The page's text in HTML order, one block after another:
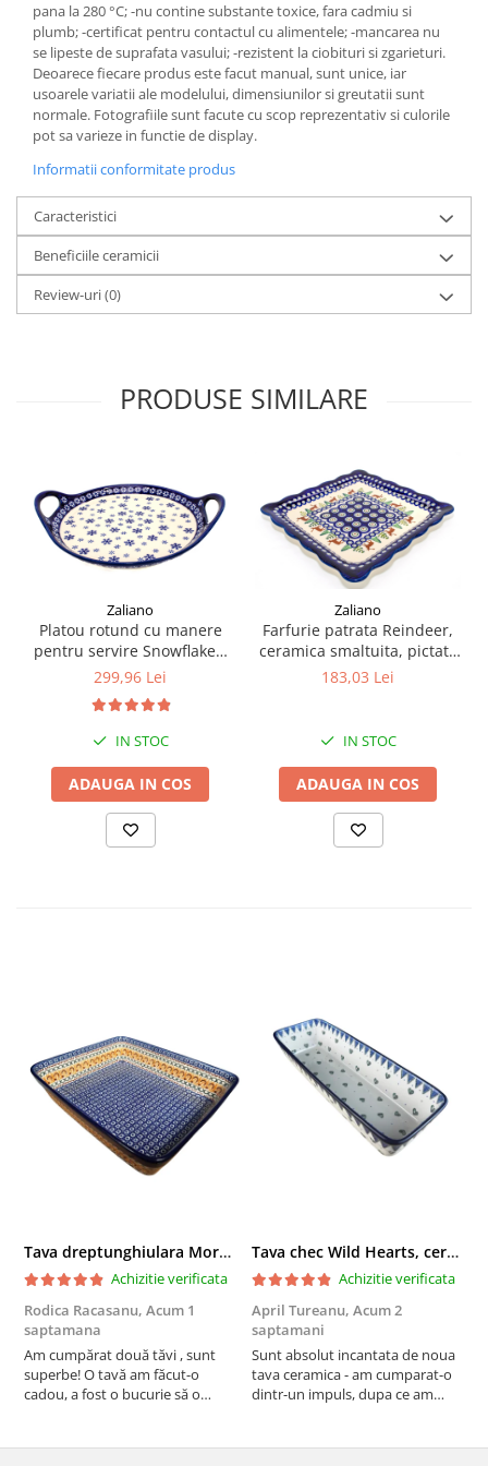
pana la 280 °C; -nu contine substante toxice, fara cadmiu si
plumb; -certificat pentru contactul cu alimentele; -mancarea nu
se lipeste de suprafata vasului; -rezistent la ciobituri si zgarieturi.
Deoarece fiecare produs este facut manual, sunt unice, iar
usoarele variatii ale modelului, dimensiunilor si greutatii sunt
normale. Fotografiile sunt facute cu scop reprezentativ si culorile
pot sa varieze in functie de display.
Informatii conformitate produs
Caracteristici
Beneficiile ceramicii
Review-uri(0)
PRODUSE SIMILARE
Zaliano
Platou rotund cu manere
pentru servire Snowflakes,
ceramica smaltuita, pictat
299,96 Lei
IN STOC
ADAUGA IN COS
Zaliano
Farfurie patrata Reindeer,
ceramica smaltuita, pictata
manual, 23,8 x 23,8 cm
183,03 Lei
IN STOC
ADAUGA IN COS
Tava dreptunghiulara Morning Sunrise, ceramica smaltuita, pictata manual, 27,0 X 32, 5 cm
Achizitie verificata
Rodica Racasanu, Acum 1
saptamana
Am cumpărat două tăvi , sunt
superbe! O tavă am făcut-o
cadou, a fost o bucurie să o
este o plăcere să o folosim, are
Tava chec Wild Hearts, ceramica smaltuita, pictata manual, 31,0 X 12,0 cm
Achizitie verificata
April Tureanu, Acum 2
saptamani
Sunt absolut incantata de noua
tava ceramica - am cumparat-o
dintr-un impuls, dupa ce am
pete de rugina dupa spalare.